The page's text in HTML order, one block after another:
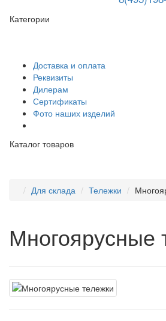
Категории
Доставка и оплата
Реквизиты
Дилерам
Сертификаты
Фото наших изделий
Каталог товаров
Для склада Тележки
Многоярусные